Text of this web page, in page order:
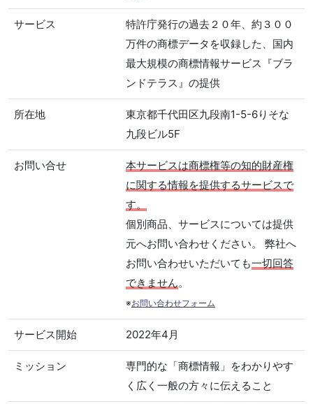
サービス
特許庁発行の過去２０年、約３００
万件の商標データを収録した、国内
最大規模の商標情報サービス『ブラ
ンドテラス』の提供
所在地
東京都千代田区九段南1-5-6りそな
九段ビル5F
お問い合せ
本サービスは商標権等の知的財産権
に関する情報を提供するサービスで
す。
個別商品、サービスについては提供
元へお問い合わせください。 弊社へ
お問い合わせいただいても一切回答
できません。
※お問い合わせフォーム
サービス開始 2022年4月
ミッション
専門的な「商標情報」をわかりやす
く広く一般の方々に伝えること